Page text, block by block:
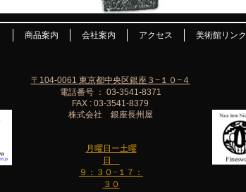
商品案内 会社案内 アクセス 美術館リンク
月曜日ー土曜
日
９：３０−１７：
３０
〒104-0061 東京都中央区銀座３−１０−４
電話番号 ： 03-3541-8371
FAX : 03-3541-8379
株式会社 銀座長州屋